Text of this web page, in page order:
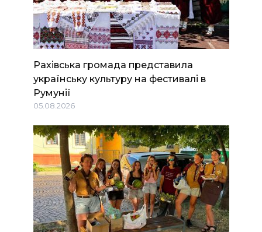
Рахівська громада представила
українську культуру на фестивалі в
Румунії
05.08.2026